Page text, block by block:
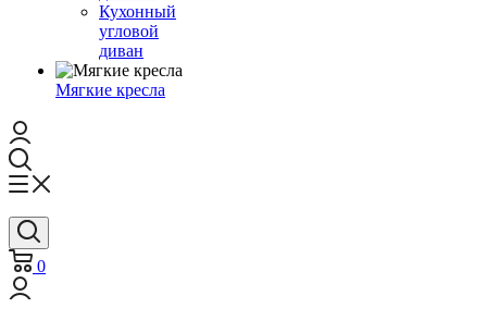
Кухонный
угловой
диван
Мягкие кресла
0